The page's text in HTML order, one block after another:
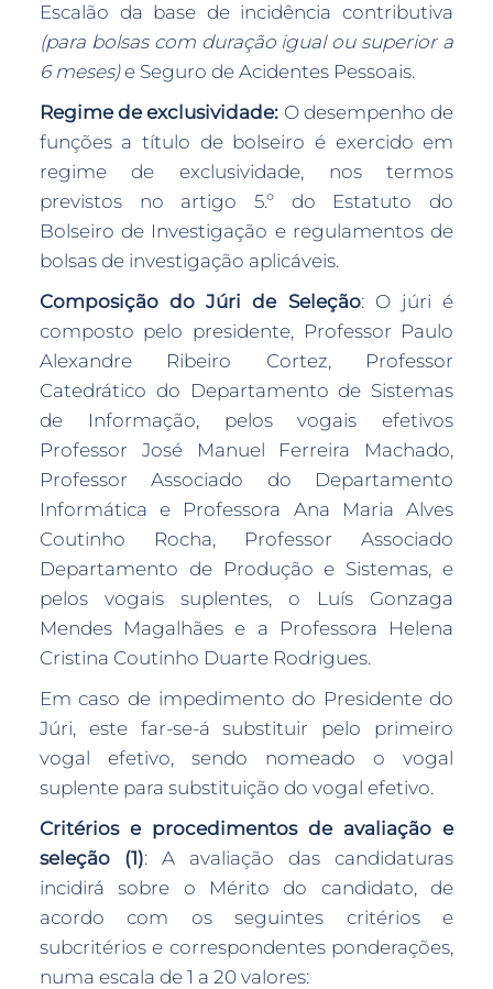
Escalão da base de incidência contributiva
(para bolsas com duração igual ou superior a
6 meses)e Seguro de Acidentes Pessoais.
Regime de exclusividade: O desempenho de
funções a título de bolseiro é exercido em
regime de exclusividade, nos termos
previstos no artigo 5.º do Estatuto do
Bolseiro de Investigação e regulamentos de
bolsas de investigação aplicáveis.
Composição do Júri de Seleção: O júri é
composto pelo presidente, Professor Paulo
Alexandre Ribeiro Cortez, Professor
Catedrático do Departamento de Sistemas
de Informação, pelos vogais efetivos
Professor José Manuel Ferreira Machado,
Professor Associado do Departamento
Informática e Professora Ana Maria Alves
Coutinho Rocha, Professor Associado
Departamento de Produção e Sistemas, e
pelos vogais suplentes, o Luís Gonzaga
Mendes Magalhães e a Professora Helena
Cristina Coutinho Duarte Rodrigues.
Em caso de impedimento do Presidente do
Júri, este far-se-á substituir pelo primeiro
vogal efetivo, sendo nomeado o vogal
suplente para substituição do vogal efetivo.
Critérios e procedimentos de avaliação e
seleção (1): A avaliação das candidaturas
incidirá sobre o Mérito do candidato, de
acordo com os seguintes critérios e
subcritérios e correspondentes ponderações,
numa escala de 1 a 20 valores: